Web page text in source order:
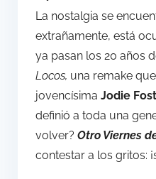
La nostalgia se
extrañamente, está
ya pasan los 20 años
Locos, una remake
jovencísima Jodie
definió a toda una
volver? Otro Viernes
contestar a los gritos: